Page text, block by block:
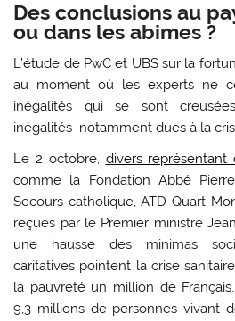
Des conclusions au
ou dans les abimes ?
L’étude de PwC et UBS sur la
au moment où les experts ne
inégalités qui se sont
inégalités notamment dues à la
Le 2 octobre, divers représentant
comme la Fondation Abbé
Secours catholique, ATD Quart
reçues par le Premier ministre
une hausse des minimas
caritatives pointent la crise
la pauvreté un million de
9,3 millions de personnes vivant